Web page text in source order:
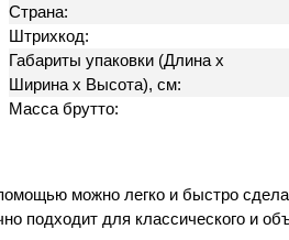
Страна:
Штрихкод:
Габариты упаковки (Длина х
Ширина х Высота), см:
Масса брутто:
можно легко и быстро
подходит для классического и